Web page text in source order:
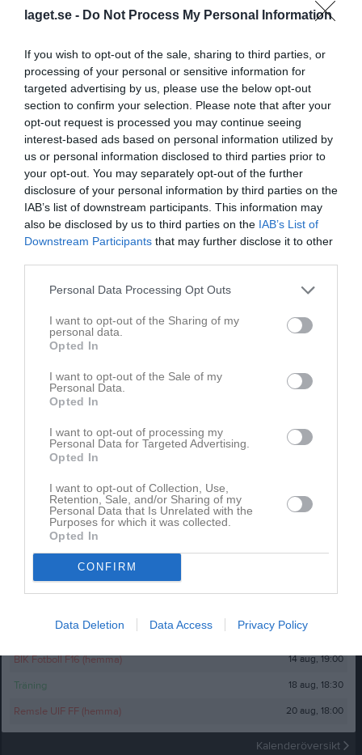
laget.se - Do Not Process My Personal Information
If you wish to opt-out of the sale, sharing to third parties, or
processing of your personal or sensitive information for
targeted advertising by us, please use the below opt-out
section to confirm your selection. Please note that after your
opt-out request is processed you may continue seeing
interest-based ads based on personal information utilized by
us or personal information disclosed to third parties prior to
your opt-out. You may separately opt-out of the further
disclosure of your personal information by third parties on the
IAB’s list of downstream participants. This information may
also be disclosed by us to third parties on the IAB’s List of
Downstream Participants that may further disclose it to other
Personal Data Processing Opt Outs
I want to opt-out of the Sharing of my
personal data.
Opted In
I want to opt-out of the Sale of my
Personal Data.
Opted In
I want to opt-out of processing my
Personal Data for Targeted Advertising.
Opted In
I want to opt-out of Collection, Use,
Retention, Sale, and/or Sharing of my
Personal Data that Is Unrelated with the
Purposes for which it was collected.
Opted In
CONFIRM
Data Deletion Data Access Privacy Policy
Senast uppladdade video
Ingen video uppladdad
Logga in och ladda upp ert första klipp
Senast uppdaterade album
Inget album finns skapat
Logga in som administratör och skapa ert första album
Kalender
13 aug, 18:30
BIK Fotboll F16 (hemma) 14 aug, 19:00
Träning 18 aug, 18:30
Remsle UIF FF (hemma) 20 aug, 18:00
Kalenderöversikt